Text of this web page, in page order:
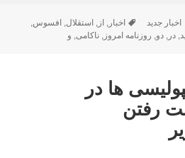
دسته‌ها
اخبار جدید برچسب‌ها
اخبار, از, استقلال, افسوس,
,در,دو, روزنامه امروز,ناکامی, و
ها در
رفتن